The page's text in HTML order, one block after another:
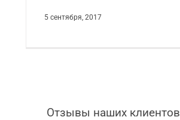
5 сентября, 2017
Отзывы наших клиентов